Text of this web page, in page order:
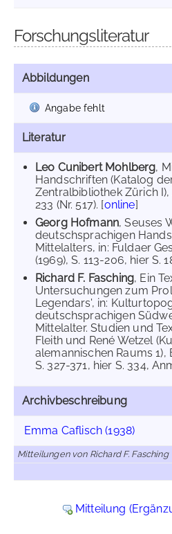
Forschungsliteratur
Abbildungen
Angabe fehlt
Literatur
Leo Cunibert Mohlberg,
Handschriften (Katalog
Zentralbibliothek Zürich I),
233 (Nr. 517). [online]
Georg Hofmann, Seuses
deutschsprachigen
Mittelalters, in: Fuldaer
(1969), S. 113-206, hier S.
Richard F. Fasching, Ein
Untersuchungen zum
Legendars', in:
deutschsprachigen
Mittelalter. Studien und
Fleith und René Wetzel
alemannischen Raums
S. 327-371, hier S. 334,
Archivbeschreibung
Emma Caflisch (1938)
Mitteilungen von Richard F. Fasching
Mitteilung